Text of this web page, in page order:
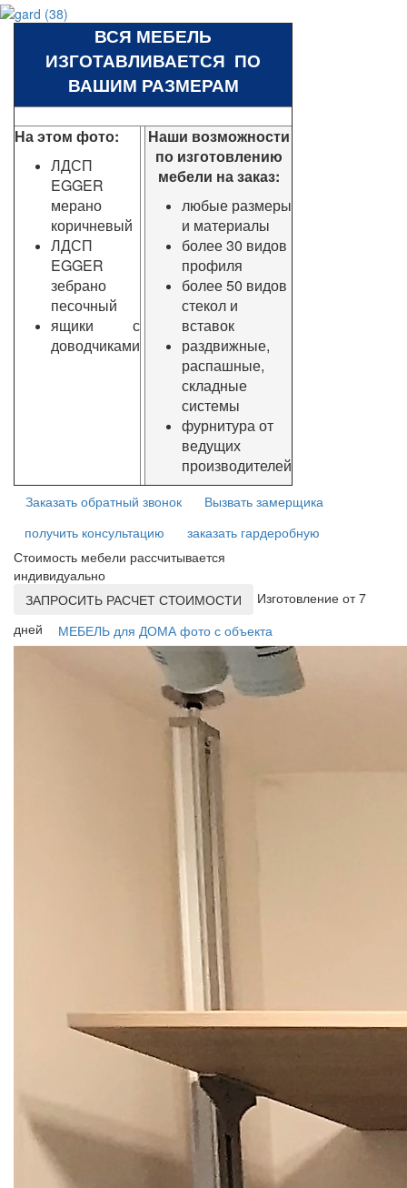
ВСЯ МЕБЕЛЬ
ИЗГОТАВЛИВАЕТСЯ ПО
ВАШИМ РАЗМЕРАМ
На этом фото:
ЛДСП
EGGER
мерано
коричневый
ЛДСП
EGGER
зебрано
песочный
ящики с
доводчиками
Наши возможности
по изготовлению
мебели на заказ:
любые размеры
и материалы
более 30 видов
профиля
более 50 видов
стекол и
вставок
раздвижные,
распашные,
складные
системы
фурнитура от
ведущих
производителей
Заказать обратный звонок
Вызвать замерщика
получить консультацию
заказать гардеробную
Стоимость мебели рассчитывается
индивидуально
ЗАПРОСИТЬ РАСЧЕТ СТОИМОСТИ
Изготовление от 7
дней
МЕБЕЛЬ для ДОМА фото с объекта